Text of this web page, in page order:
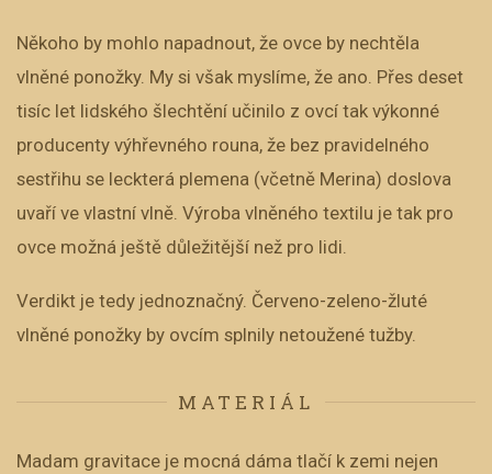
Někoho by mohlo napadnout, že ovce by nechtěla
vlněné ponožky. My si však myslíme, že ano. Přes deset
tisíc let lidského šlechtění učinilo z ovcí tak výkonné
producenty výhřevného rouna, že bez pravidelného
sestřihu se leckterá plemena (včetně Merina) doslova
uvaří ve vlastní vlně. Výroba vlněného textilu je tak pro
ovce možná ještě důležitější než pro lidi.
Verdikt je tedy jednoznačný. Červeno-zeleno-žluté
vlněné ponožky by ovcím splnily netoužené tužby.
MATERIÁL
Madam gravitace je mocná dáma tlačí k zemi nejen